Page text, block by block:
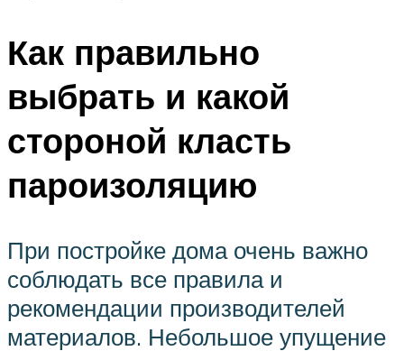
Как правильно
выбрать и какой
стороной класть
пароизоляцию
При постройке дома очень важно
соблюдать все правила и
рекомендации производителей
материалов. Небольшое упущение